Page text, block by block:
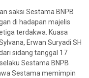
saksi Sestama BNPB
di hadapan majelis
terdakwa. Kuasa
Erwan Suryadi SH
sidang tanggal 17
Sestama BNPB
Sestama memimpin